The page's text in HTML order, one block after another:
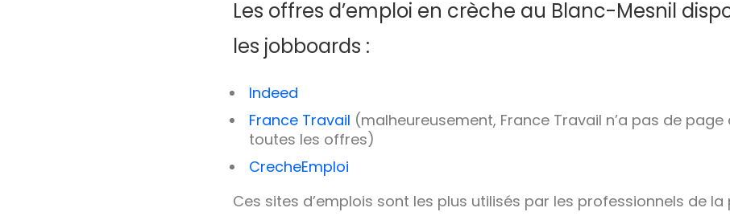
Les offres d’emploi en crèche au Blanc-Mesnil
les jobboards :
Indeed
France Travail (malheureusement, France Travail n’a pas de
toutes les offres)
CrecheEmploi
Ces sites d’emplois sont les plus utilisés par les professionnels de